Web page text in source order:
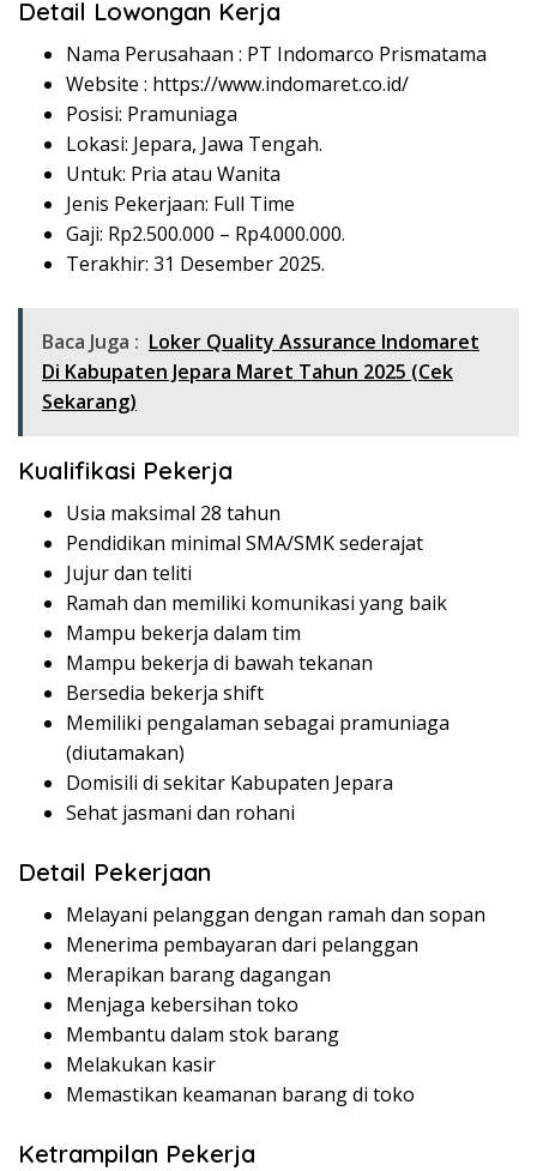
Detail Lowongan Kerja
Nama Perusahaan : PT Indomarco Prismatama
Website : https://www.indomaret.co.id/
Posisi: Pramuniaga
Lokasi: Jepara, Jawa Tengah.
Untuk: Pria atau Wanita
Jenis Pekerjaan: Full Time
Gaji: Rp2.500.000 – Rp4.000.000.
Terakhir: 31 Desember 2025.
Baca Juga : Loker Quality Assurance Indomaret
Di Kabupaten Jepara Maret Tahun 2025 (Cek
Sekarang)
Kualifikasi Pekerja
Usia maksimal 28 tahun
Pendidikan minimal SMA/SMK sederajat
Jujur dan teliti
Ramah dan memiliki komunikasi yang baik
Mampu bekerja dalam tim
Mampu bekerja di bawah tekanan
Bersedia bekerja shift
Memiliki pengalaman sebagai pramuniaga
(diutamakan)
Domisili di sekitar Kabupaten Jepara
Sehat jasmani dan rohani
Detail Pekerjaan
Melayani pelanggan dengan ramah dan sopan
Menerima pembayaran dari pelanggan
Merapikan barang dagangan
Menjaga kebersihan toko
Membantu dalam stok barang
Melakukan kasir
Memastikan keamanan barang di toko
Ketrampilan Pekerja